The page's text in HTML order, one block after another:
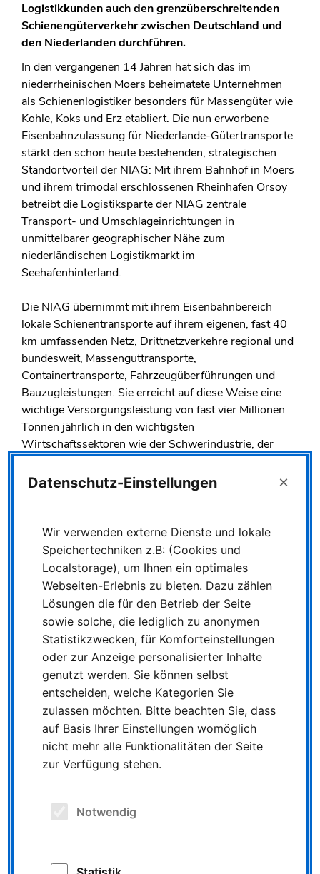
Logistikkunden auch den grenzüberschreitenden
Schienengüterverkehr zwischen Deutschland und
den Niederlanden durchführen.
In den vergangenen 14 Jahren hat sich das im
niederrheinischen Moers beheimatete Unternehmen
als Schienenlogistiker besonders für Massengüter wie
Kohle, Koks und Erz etabliert. Die nun erworbene
Eisenbahnzulassung für Niederlande-Gütertransporte
stärkt den schon heute bestehenden, strategischen
Standortvorteil der NIAG: Mit ihrem Bahnhof in Moers
und ihrem trimodal erschlossenen Rheinhafen Orsoy
betreibt die Logistiksparte der NIAG zentrale
Transport- und Umschlageinrichtungen in
unmittelbarer geographischer Nähe zum
niederländischen Logistikmarkt im
Seehafenhinterland.
Die NIAG übernimmt mit ihrem Eisenbahnbereich
lokale Schienentransporte auf ihrem eigenen, fast 40
km umfassenden Netz, Drittnetzverkehre regional und
bundesweit, Massenguttransporte,
Containertransporte, Fahrzeugüberführungen und
Bauzugleistungen. Sie erreicht auf diese Weise eine
wichtige Versorgungsleistung von fast vier Millionen
Tonnen jährlich in den wichtigsten
Wirtschaftssektoren wie der Schwerindustrie, der
chemischen und der petrochemischen Industrie sowie
der Baustoffindustrie. Zur Ausstattung gehören unter
anderen neun E- und 15 Dieselstrecken- sowie drei
Approval for the Netherlands: NIAG now also
transports bulk goods by rail from and to our
neighbouring country
Niederrheinische Verkehrsbetriebe Aktiengesellschaft
(NIAG) will in future also transport bulk goods by rail
from the Netherlands to Germany and from here to the
Netherlands. In February, the company successfully
passed the Single Safety Certificate approval
procedure at the European Railway Agency (ERA) with
special requirements for the safe operation of the
respective networks in accordance with Directive EU
2016/798. This means that NIAG can now also
customers.
the Lower Rhine region has established itself as a rail
Datenschutz-Einstellungen ×
Wir verwenden externe Dienste und lokale
Speichertechniken z.B: (Cookies und
Localstorage), um Ihnen ein optimales
Webseiten-Erlebnis zu bieten. Dazu zählen
Lösungen die für den Betrieb der Seite
sowie solche, die lediglich zu anonymen
Statistikzwecken, für Komforteinstellungen
oder zur Anzeige personalisierter Inhalte
genutzt werden. Sie können selbst
entscheiden, welche Kategorien Sie
zulassen möchten. Bitte beachten Sie, dass
auf Basis Ihrer Einstellungen womöglich
nicht mehr alle Funktionalitäten der Seite
zur Verfügung stehen.
Notwendig